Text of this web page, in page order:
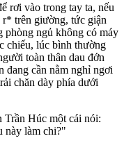
rơi vào trong tay ta, nếu
trên giường, tức giận
phòng ngủ không có máy
chiếu, lúc bình thường
toàn thân dau đớn
đang cần nằm nghỉ ngơi
chăn dày phía dưới
Trần Húc một cái nói:
này làm chi?"